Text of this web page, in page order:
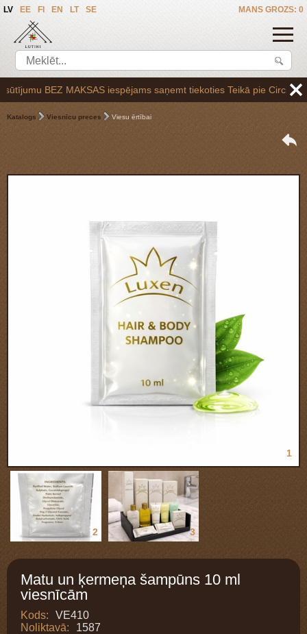
MANS GROZS: 0
LV EE FI EN LT SE
BEZ MAKSAS iespējams saņemt tiekoties Teikā pie Circle K
Katalogs Viesnīcu preces Viesu ērtībai
1
2 3
Matu un ķermeņa šampūns 10 ml
viesnīcām
Kods:
VE410
Noliktavā:
1587